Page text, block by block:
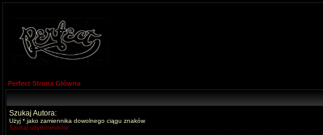
Perfect Strona Główna
Szukaj Autora:
Użyj * jako zamiennika dowolnego ciągu znaków
Szukaj użytkowników